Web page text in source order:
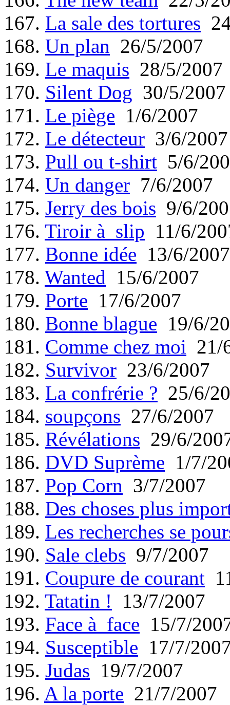
167. La sale des tortures
168. Un plan 26/5/2007
169. Le maquis 28/5/2007
170. Silent Dog 30/5/2007
171. Le piège 1/6/2007
172. Le détecteur 3/6/2007
173. Pull ou t-shirt 5/6/
174. Un danger 7/6/2007
175. Jerry des bois 9/6/
176. Tiroir à slip 11/6/
177. Bonne idée 13/6/2007
178. Wanted 15/6/2007
179. Porte 17/6/2007
180. Bonne blague 19/6/
181. Comme chez moi 21/
182. Survivor 23/6/2007
183. La confrérie ? 25/6/
184. soupçons 27/6/2007
185. Révélations 29/6/
186. DVD Suprème 1/7/
187. Pop Corn 3/7/2007
188. Des choses plus
189. Les recherches se
190. Sale clebs 9/7/2007
191. Coupure de courant
192. Tatatin ! 13/7/2007
193. Face à face 15/7/
194. Susceptible 17/7/
195. Judas 19/7/2007
196. A la porte 21/7/2007